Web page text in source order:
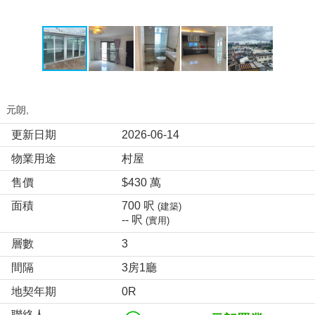
元朗,
更新日期
2026-06-14
物業用途
村屋
售價
$430 萬
面積
700 呎 (建築)
-- 呎 (實用)
層數
3
間隔
3房1廳
地契年期
0R